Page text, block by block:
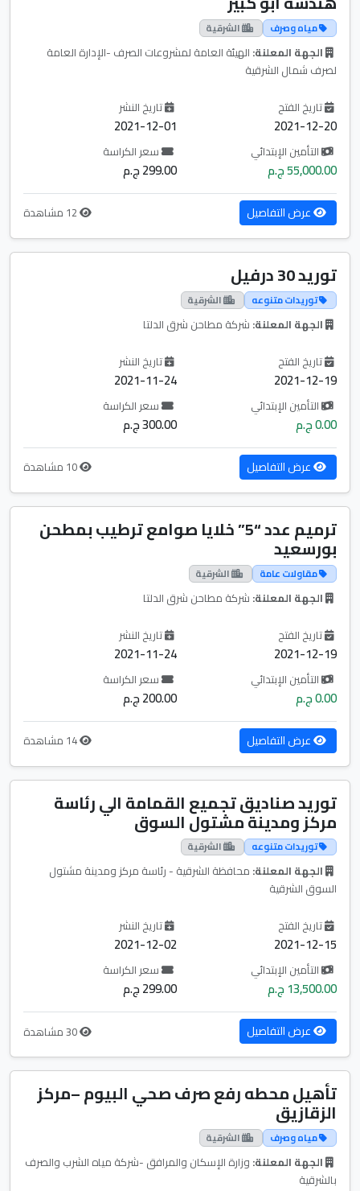
مياه وصرف الشرقية
الجهة المعلنة: الهيئة العامة لمشروعات الصرف -الإدارة العامة
لصرف شمال الشرقية
تاريخ الفتح
2021-12-20
تاريخ النشر
2021-12-01
التأمين الإبتدائي
55,000.00 ج.م
سعر الكراسة
299.00 ج.م
عرض التفاصيل
توريد 30 درفيل
توريدات متنوعه الشرقية
الجهة المعلنة: شركة مطاحن شرق الدلتا
تاريخ الفتح
2021-12-19
تاريخ النشر
2021-11-24
التأمين الإبتدائي
0.00 ج.م
سعر الكراسة
300.00 ج.م
عرض التفاصيل
ترميم عدد “5” خلايا صوامع ترطيب بمطحن
بورسعيد
مقاولات عامة الشرقية
الجهة المعلنة: شركة مطاحن شرق الدلتا
تاريخ الفتح
2021-12-19
تاريخ النشر
2021-11-24
التأمين الإبتدائي
0.00 ج.م
سعر الكراسة
200.00 ج.م
عرض التفاصيل
توريد صناديق تجميع القمامة الي رئاسة
مركز ومدينة مشتول السوق
توريدات متنوعه الشرقية
الجهة المعلنة: محافظة الشرقية - رئاسة مركز ومدينة مشتول
السوق الشرقية
تاريخ الفتح
2021-12-15
تاريخ النشر
2021-12-02
التأمين الإبتدائي
13,500.00 ج.م
سعر الكراسة
299.00 ج.م
عرض التفاصيل
تأهيل محطه رفع صرف صحي البيوم –مركز
الزقازيق
مياه وصرف الشرقية
الجهة المعلنة: وزارة الإسكان والمرافق -شركة مياه الشرب والصرف
بالشرقية